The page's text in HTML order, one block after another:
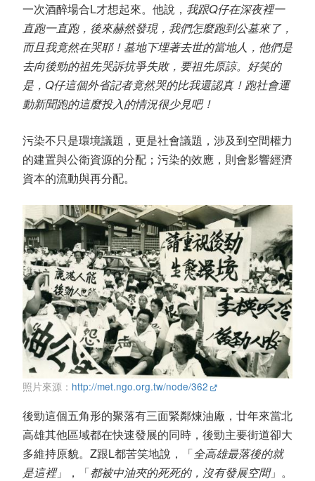
一次酒醉場合L才想起來。他說， 我跟Q仔在深夜裡一
直跑一直跑，後來赫然發現，我們怎麼跑到公墓來了，
而且我竟然在哭耶！墓地下埋著去世的當地人，他們是
去向後勁的祖先哭訴抗爭失敗，要祖先原諒。好笑的
是，Q仔這個外省記者竟然哭的比我還認真！跑社會運
動新聞跑的這麼投入的情況很少見吧！
污染不只是環境議題，更是社會議題，涉及到空間權力
的建置與公衛資源的分配；污染的效應，則會影響經濟
資本的流動與再分配。
照片來源： http://met.ngo.org.tw/node/362
後勁這個五角形的聚落有三面緊鄰煉油廠，廿年來當北
高雄其他區域都在快速發展的同時，後勁主要街道卻大
多維持原貌。Z跟L都苦笑地說，「全高雄最落後的就
是這裡」，「都被中油夾的死死的，沒有發展空間」。